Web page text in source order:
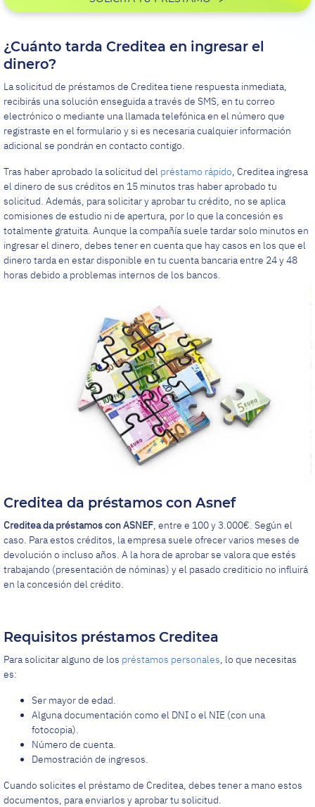
¿Cuánto tarda Creditea en ingresar el
dinero?
La solicitud de préstamos de Creditea tiene respuesta inmediata,
recibirás una solución enseguida a través de SMS, en tu correo
electrónico o mediante una llamada telefónica en el número que
registraste en el formulario y si es necesaria cualquier información
adicional se pondrán en contacto contigo.
Tras haber aprobado la solicitud del préstamo rápido, Creditea ingresa
el dinero de sus créditos en 15 minutos tras haber aprobado tu
solicitud. Además, para solicitar y aprobar tu crédito, no se aplica
comisiones de estudio ni de apertura, por lo que la concesión es
totalmente gratuita. Aunque la compañía suele tardar solo minutos en
ingresar el dinero, debes tener en cuenta que hay casos en los que el
dinero tarda en estar disponible en tu cuenta bancaria entre 24 y 48
horas debido a problemas internos de los bancos.
Creditea da préstamos con Asnef
Creditea da préstamos con ASNEF, entre e 100 y 3.000€. Según el
caso. Para estos créditos, la empresa suele ofrecer varios meses de
devolución o incluso años. A la hora de aprobar se valora que estés
trabajando (presentación de nóminas) y el pasado crediticio no influirá
en la concesión del crédito.
Requisitos préstamos Creditea
Para solicitar alguno de los préstamos personales, lo que necesitas
es:
Ser mayor de edad.
Alguna documentación como el DNI o el NIE (con una
fotocopia).
Número de cuenta.
Demostración de ingresos.
Cuando solicites el préstamo de Creditea, debes tener a mano estos
documentos, para enviarlos y aprobar tu solicitud.